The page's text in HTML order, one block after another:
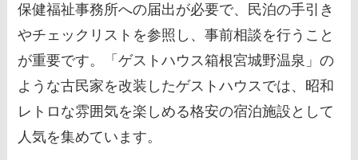
保健福祉事務所への届出が必要で、民泊の手引き
やチェックリストを参照し、事前相談を行うこと
が重要です。「ゲストハウス箱根宮城野温泉」の
ような古民家を改装したゲストハウスでは、昭和
レトロな雰囲気を楽しめる格安の宿泊施設として
人気を集めています。